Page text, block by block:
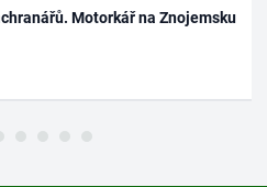
Motorkář na Znojemsku